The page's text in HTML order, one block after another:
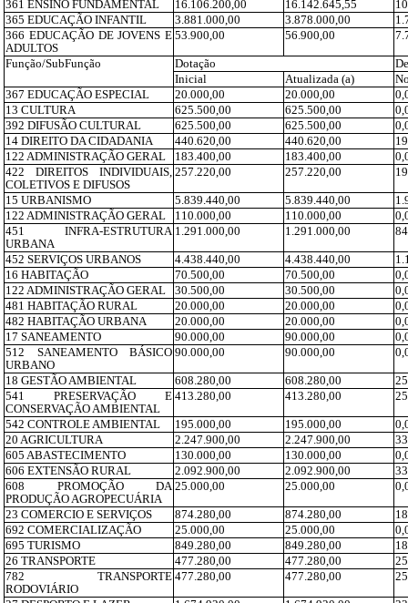
361 ENSINO FUNDAMENTAL
16.106.200,00 16.142.645,55
365 EDUCAÇÃO INFANTIL
3.881.000,00 3.878.000,00
366 EDUCAÇÃO DE JOVENS E
ADULTOS
53.900,00 56.900,00
Função/SubFunção Dotação
Inicial
Atualizada (a)
367 EDUCAÇÃO ESPECIAL
20.000,00 20.000,00
13 CULTURA
625.500,00 625.500,00
392 DIFUSÃO CULTURAL
625.500,00 625.500,00
14 DIREITO DA CIDADANIA
440.620,00 440.620,00
122 ADMINISTRAÇÃO GERAL
183.400,00 183.400,00
422 DIREITOS INDIVIDUAIS,
COLETIVOS E DIFUSOS
257.220,00 257.220,00
15 URBANISMO 5.839.440,00 5.839.440,00
122 ADMINISTRAÇÃO GERAL
110.000,00 110.000,00
451 INFRA-ESTRUTURA
URBANA
1.291.000,00 1.291.000,00
452 SERVIÇOS URBANOS 4.438.440,00 4.438.440,00
16 HABITAÇÃO
70.500,00 70.500,00
122 ADMINISTRAÇÃO GERAL
30.500,00 30.500,00
481 HABITAÇÃO RURAL
20.000,00 20.000,00
482 HABITAÇÃO URBANA
20.000,00 20.000,00
17 SANEAMENTO
90.000,00 90.000,00
512 SANEAMENTO BÁSICO
URBANO
90.000,00 90.000,00
18 GESTÃO AMBIENTAL 608.280,00 608.280,00
541 PRESERVAÇÃO E
CONSERVAÇÃO AMBIENTAL
413.280,00 413.280,00
542 CONTROLE AMBIENTAL 195.000,00 195.000,00
20 AGRICULTURA
2.247.900,00 2.247.900,00
605 ABASTECIMENTO
130.000,00 130.000,00
606 EXTENSÃO RURAL
2.092.900,00 2.092.900,00
608 PROMOÇÃO DA
PRODUÇÃO AGROPECUÁRIA
25.000,00 25.000,00
23 COMERCIO E SERVIÇOS 874.280,00 874.280,00
692 COMERCIALIZAÇÃO
25.000,00 25.000,00
695 TURISMO
849.280,00 849.280,00
26 TRANSPORTE
477.280,00 477.280,00
782 TRANSPORTE
RODOVIÁRIO
477.280,00 477.280,00